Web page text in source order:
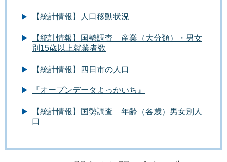
【統計情報】人口移動状況
【統計情報】国勢調査 産業（大分類）・男女
別15歳以上就業者数
【統計情報】四日市の人口
『オープンデータよっかいち』
【統計情報】国勢調査 年齢（各歳）男女別人
口